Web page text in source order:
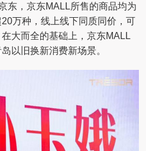
东，京东MALL所售的商品均为
万种，线上线下同质同价，可
大而全的基础上，京东MALL
以旧换新消费新场景。